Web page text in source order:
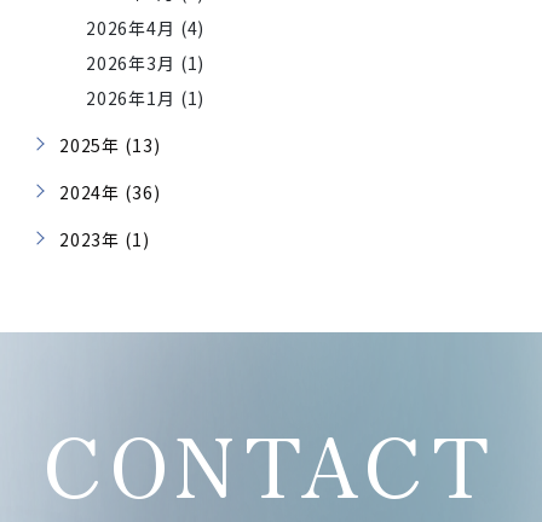
2026年4月 (4)
2026年3月 (1)
2026年1月 (1)
2025年 (13)
2024年 (36)
2023年 (1)
CONTACT